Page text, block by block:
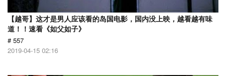
【越哥】这才是男人应该看的岛国电影，国内没上映，越看越有味
道！！速看《如父如子》
# 557
2019-04-15 02:16